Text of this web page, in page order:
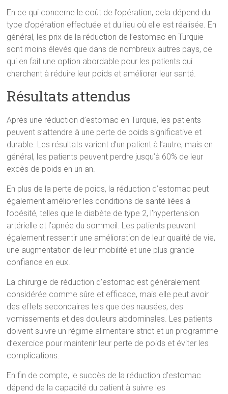
En ce qui concerne le coût de l’opération, cela dépend du
type d’opération effectuée et du lieu où elle est réalisée. En
général, les prix de la réduction de l’estomac en Turquie
sont moins élevés que dans de nombreux autres pays, ce
qui en fait une option abordable pour les patients qui
cherchent à réduire leur poids et améliorer leur santé.
Résultats attendus
Après une réduction d’estomac en Turquie, les patients
peuvent s’attendre à une perte de poids significative et
durable. Les résultats varient d’un patient à l’autre, mais en
général, les patients peuvent perdre jusqu’à 60% de leur
excès de poids en un an.
En plus de la perte de poids, la réduction d’estomac peut
également améliorer les conditions de santé liées à
l’obésité, telles que le diabète de type 2, l’hypertension
artérielle et l’apnée du sommeil. Les patients peuvent
également ressentir une amélioration de leur qualité de vie,
une augmentation de leur mobilité et une plus grande
confiance en eux.
La chirurgie de réduction d’estomac est généralement
considérée comme sûre et efficace, mais elle peut avoir
des effets secondaires tels que des nausées, des
vomissements et des douleurs abdominales. Les patients
doivent suivre un régime alimentaire strict et un programme
d’exercice pour maintenir leur perte de poids et éviter les
complications.
En fin de compte, le succès de la réduction d’estomac
dépend de la capacité du patient à suivre les